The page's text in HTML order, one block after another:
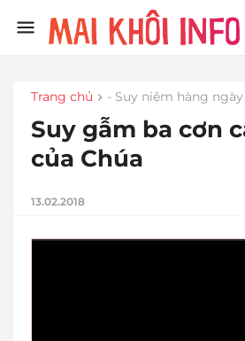
Trang chủ - Suy niệm hàng ngày
Suy gẫm ba cơn
của Chúa
13.02.2018